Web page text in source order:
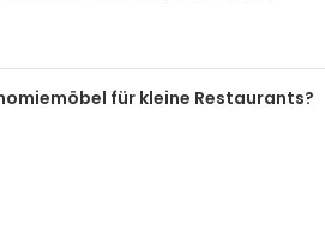
für kleine Restaurants?